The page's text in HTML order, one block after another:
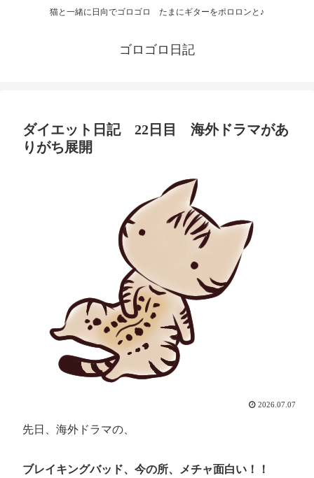
猫と一緒に日向でゴロゴロ たまにギターをポロロンと♪
ゴロゴロ日記
ダイエット日記 22日目 海外ドラマがあ
りがち展開
2026.07.07
先日、海外ドラマの、
ブレイキングバッド、今の所、メチャ面白い！！